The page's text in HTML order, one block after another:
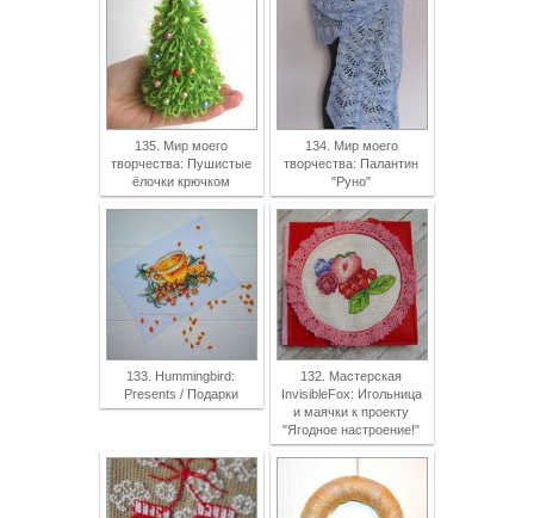
135. Мир моего
творчества: Пушистые
ёлочки крючком
134. Мир моего
творчества: Палантин
"Руно"
133. Hummingbird:
Presents / Подарки
132. Мастерская
InvisibleFox: Игольница
и маячки к проекту
"Ягодное настроение!"